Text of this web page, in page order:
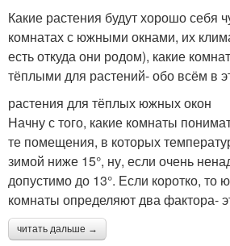
Какие растения будут хорошо себя
комнатах с южными окнами, их
есть откуда они родом), какие
тёплыми для растений- обо всём в
растения для тёплых южных окон
Начну с того, какие комнаты
те помещения, в которых
зимой ниже 15°, ну, если очень
допустимо до 13°. Если коротко,
комнаты определяют два фактора-
читать дальше →